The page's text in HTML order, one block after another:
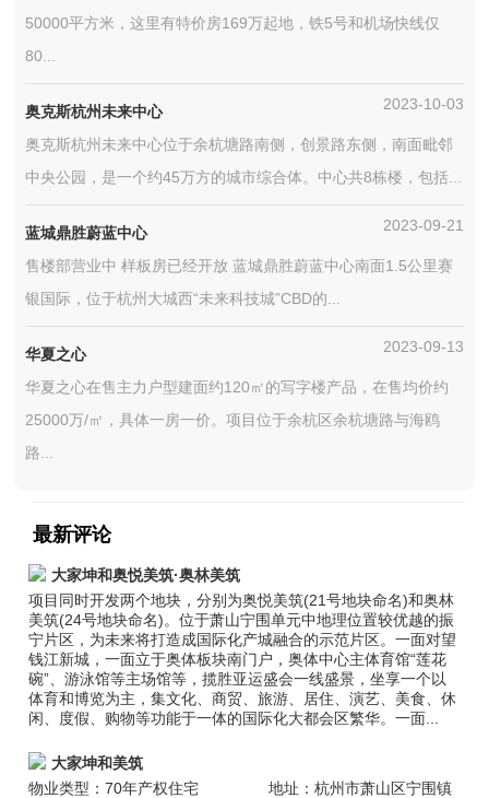
50000平方米，这里有特价房169万起地，铁5号和机场快线仅
80...
奥克斯杭州未来中心 2023-10-03
奥克斯杭州未来中心位于余杭塘路南侧，创景路东侧，南面毗邻
中央公园，是一个约45万方的城市综合体。中心共8栋楼，包括...
蓝城鼎胜蔚蓝中心 2023-09-21
售楼部营业中 样板房已经开放 蓝城鼎胜蔚蓝中心南面1.5公里赛
银国际，位于杭州大城西“未来科技城”CBD的...
华夏之心 2023-09-13
华夏之心在售主力户型建面约120㎡的写字楼产品，在售均价约
25000万/㎡，具体一房一价。项目位于余杭区余杭塘路与海鸥
路...
最新评论
大家坤和奥悦美筑·奥林美筑
项目同时开发两个地块，分别为奥悦美筑(21号地块命名)和奥林
美筑(24号地块命名)。位于萧山宁围单元中地理位置较优越的振
宁片区，为未来将打造成国际化产城融合的示范片区。一面对望
钱江新城，一面立于奥体板块南门户，奥体中心主体育馆“莲花
碗”、游泳馆等主场馆等，揽胜亚运盛会一线盛景，坐享一个以
体育和博览为主，集文化、商贸、旅游、居住、演艺、美食、休
闲、度假、购物等功能于一体的国际化大都会区繁华。一面...
大家坤和美筑
物业类型：70年产权住宅 地址：杭州市萧山区宁围镇